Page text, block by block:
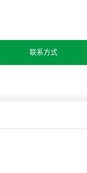
联系方式